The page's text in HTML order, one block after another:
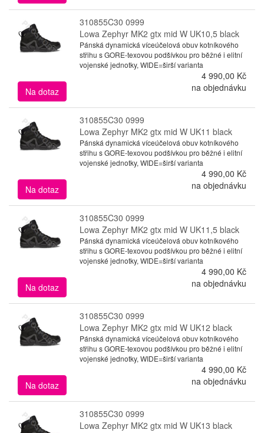
310855C30 0999
Lowa Zephyr MK2 gtx mid W UK10,5 black
Pánská dynamická víceúčelová obuv kotníkového
střihu s GORE-texovou podšívkou pro běžné i elitní
vojenské jednotky, WIDE=širší varianta
4 990,00 Kč
Na dotaz
na objednávku
310855C30 0999
Lowa Zephyr MK2 gtx mid W UK11 black
Pánská dynamická víceúčelová obuv kotníkového
střihu s GORE-texovou podšívkou pro běžné i elitní
vojenské jednotky, WIDE=širší varianta
4 990,00 Kč
Na dotaz
na objednávku
310855C30 0999
Lowa Zephyr MK2 gtx mid W UK11,5 black
Pánská dynamická víceúčelová obuv kotníkového
střihu s GORE-texovou podšívkou pro běžné i elitní
vojenské jednotky, WIDE=širší varianta
4 990,00 Kč
Na dotaz
na objednávku
310855C30 0999
Lowa Zephyr MK2 gtx mid W UK12 black
Pánská dynamická víceúčelová obuv kotníkového
střihu s GORE-texovou podšívkou pro běžné i elitní
vojenské jednotky, WIDE=širší varianta
4 990,00 Kč
Na dotaz
na objednávku
310855C30 0999
Lowa Zephyr MK2 gtx mid W UK13 black